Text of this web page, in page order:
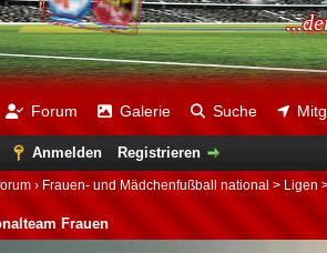
Forum Galerie Suche
Anmelden Registrieren
› Frauen- und Mädchenfußball national > Ligen
Frauen